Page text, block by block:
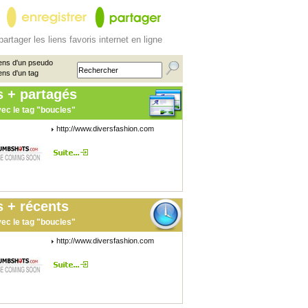
les liens favoris internet en ligne
d'un pseudo
d'un tag
+ partagés
le tag "boucles"
http://www.diversfashion.com
+ récents
le tag "boucles"
http://www.diversfashion.com